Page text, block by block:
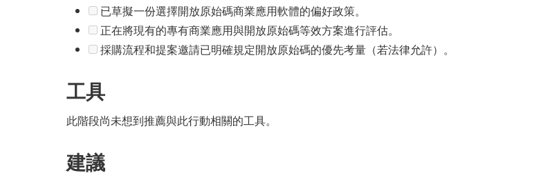
已草擬一份選擇開放原始碼商業應用軟體的偏好政策。
正在將現有的專有商業應用與開放原始碼等效方案進行評估。
採購流程和提案邀請已明確規定開放原始碼的優先考量（若法律允許）。
工具
此階段尚未想到推薦與此行動相關的工具。
建議